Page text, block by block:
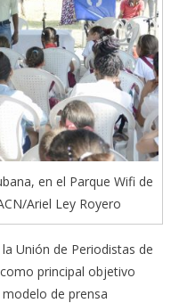
en el Parque Wifi de
Ariel Ley Royero
Unión de Periodistas de
principal objetivo
de prensa